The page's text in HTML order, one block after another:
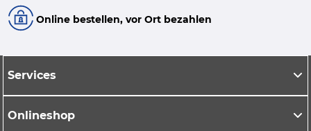
Online bestellen, vor Ort bezahlen
Services
Onlineshop